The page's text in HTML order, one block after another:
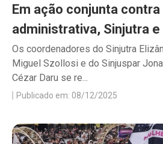
Em ação conjunta
administrativa, Sinjutra e
Os coordenadores do Sinjutra
Miguel Szollosi e do Sinjuspar
Cézar Daru se re...
Publicado em: 08/12/2025